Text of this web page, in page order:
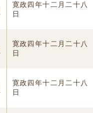
寛政四年十二月二十八
日
寛政四年十二月二十八
日
寛政四年十二月二十八
日